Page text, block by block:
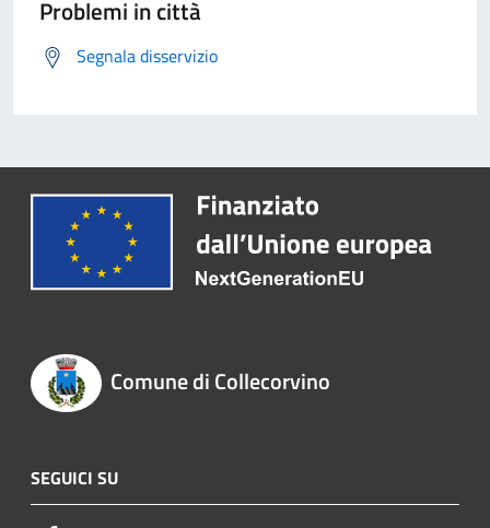
Problemi in città
Segnala disservizio
Comune di Collecorvino
SEGUICI SU